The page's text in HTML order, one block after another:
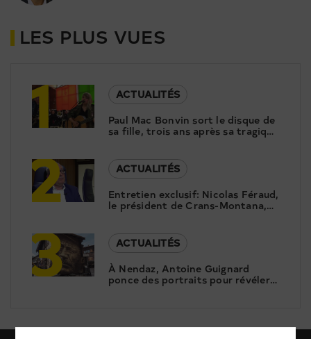
LES PLUS VUES
1
ACTUALITÉS
Paul Mac Bonvin sort le disque de
sa fille, trois ans après sa tragique
2
ACTUALITÉS
Entretien exclusif: Nicolas Féraud,
le président de Crans-Montana,
répond aux questions de Canal9
3
ACTUALITÉS
À Nendaz, Antoine Guignard
ponce des portraits pour révéler
le patrimoine